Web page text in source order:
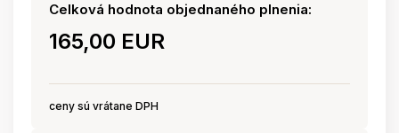
Celková hodnota objednaného plnenia:
165,00 EUR
ceny sú vrátane DPH